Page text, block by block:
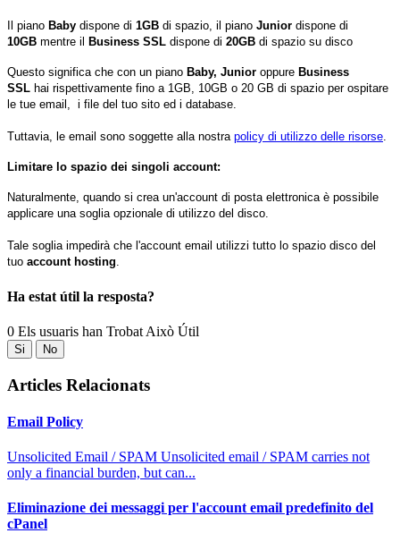
Il piano Baby dispone di 1GB di spazio, il piano Junior dispone di
10GB mentre il Business SSL dispone di 20GB di spazio su disco
Questo significa che con un piano Baby, Junior oppure Business
SSL hai rispettivamente fino a 1GB, 10GB o 20 GB di spazio per ospitare
le tue email, i file del tuo sito ed i database.
Tuttavia, le email sono soggette alla nostra policy di utilizzo delle risorse.
Limitare lo spazio dei singoli account:
Naturalmente, quando si crea un'account di posta elettronica è possibile
applicare una soglia opzionale di utilizzo del disco.
Tale soglia impedirà che l'account email utilizzi tutto lo spazio disco del
tuo account hosting.
Ha estat útil la resposta?
0 Els usuaris han Trobat Això Útil
Si No
Articles Relacionats
Email Policy
Unsolicited Email / SPAM Unsolicited email / SPAM carries not
only a financial burden, but can...
Eliminazione dei messaggi per l'account email predefinito del
cPanel